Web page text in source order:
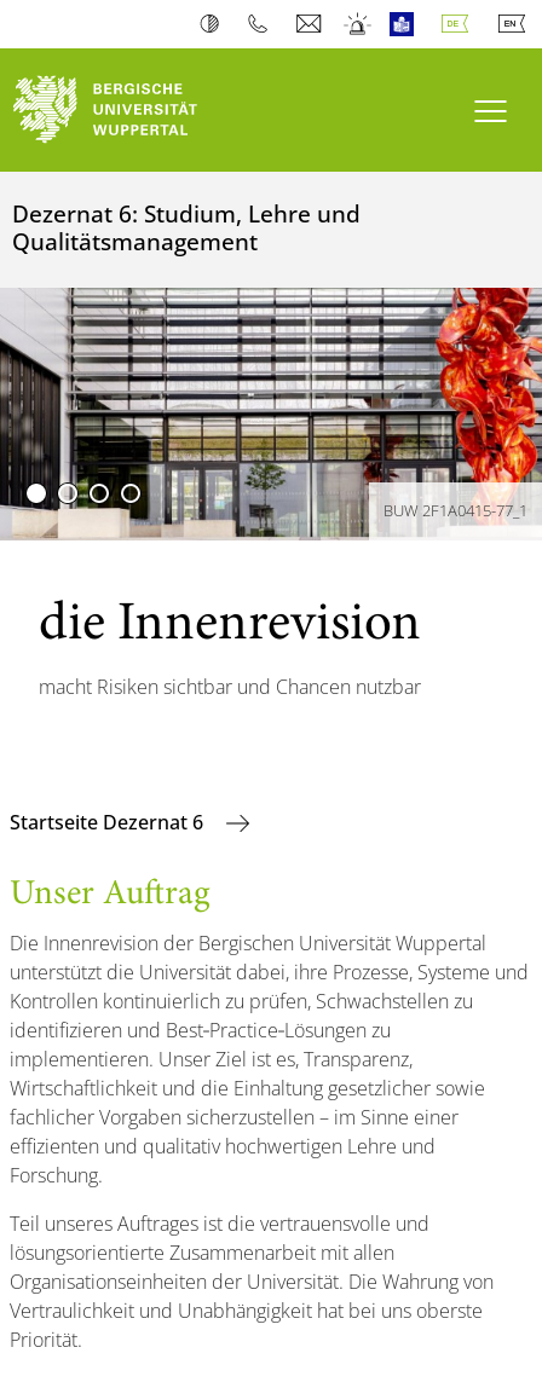
Dezernat 6: Studium, Lehre und
Qualitätsmanagement
BUW 2F1A0415-77_1
die Innenrevision
macht Risiken sichtbar und Chancen nutzbar
Startseite Dezernat 6
Unser Auftrag
Die Innenrevision der Bergischen Universität Wuppertal
unterstützt die Universität dabei, ihre Prozesse, Systeme und
Kontrollen kontinuierlich zu prüfen, Schwachstellen zu
identifizieren und Best‑Practice‑Lösungen zu
implementieren. Unser Ziel ist es, Transparenz,
Wirtschaftlichkeit und die Einhaltung gesetzlicher sowie
fachlicher Vorgaben sicherzustellen – im Sinne einer
effizienten und qualitativ hochwertigen Lehre und
Forschung.
Teil unseres Auftrages ist die vertrauensvolle und
lösungsorientierte Zusammenarbeit mit allen
Organisationseinheiten der Universität. Die Wahrung von
Vertraulichkeit und Unabhängigkeit hat bei uns oberste
Priorität.